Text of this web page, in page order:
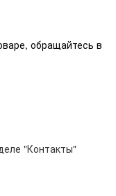
обращайтесь в
"Контакты"